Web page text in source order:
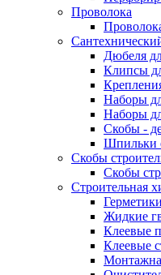
Проволока
Дюбеля
Клипсы
Наборы
Наборы
Скобы -
Шпильки
Скобы
Скобы
Строительная
Герметики
Жидкие
Клеевые
Клеевые